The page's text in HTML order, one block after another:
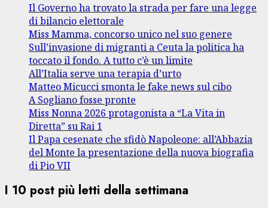
Il Governo ha trovato la strada per fare una legge
di bilancio elettorale
Miss Mamma, concorso unico nel suo genere
Sull’invasione di migranti a Ceuta la politica ha
toccato il fondo. A tutto c’è un limite
All’Italia serve una terapia d’urto
Matteo Micucci smonta le fake news sul cibo
A Sogliano fosse pronte
Miss Nonna 2026 protagonista a “La Vita in
Diretta” su Rai 1
Il Papa cesenate che sfidò Napoleone: all’Abbazia
del Monte la presentazione della nuova biografia
di Pio VII
I 10 post più letti della settimana